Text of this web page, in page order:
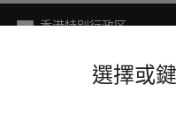
選擇或
網路隱私權條例